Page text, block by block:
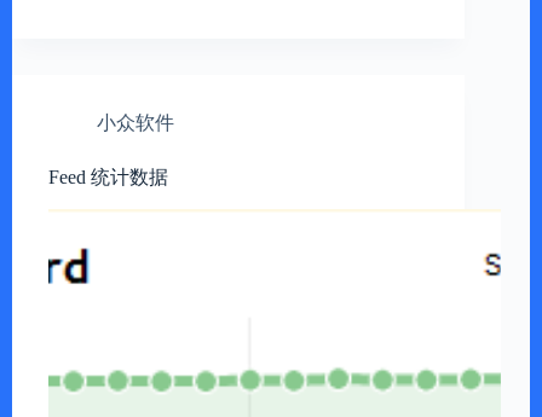
小众软件
Feed 统计数据